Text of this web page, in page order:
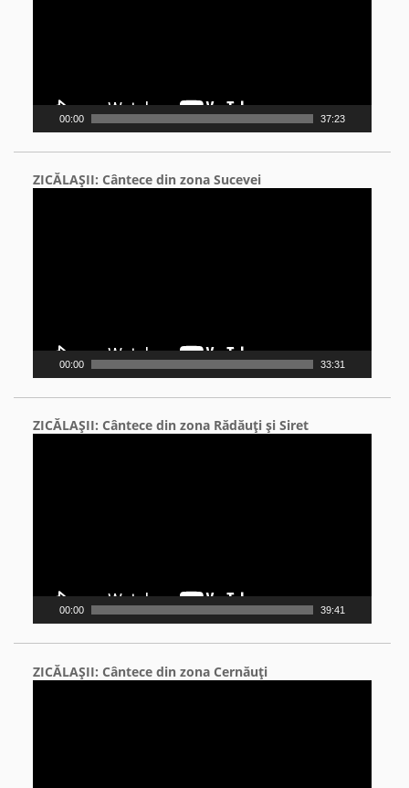
00:00 37:23
ZICĂLAŞII: Cântece din zona Sucevei
00:00 33:31
ZICĂLAŞII: Cântece din zona Rădăuţi şi Siret
00:00 39:41
ZICĂLAŞII: Cântece din zona Cernăuţi